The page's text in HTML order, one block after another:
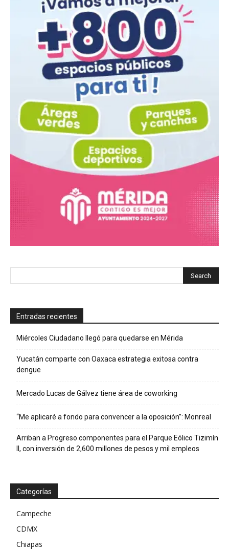
Entradas recientes
Miércoles Ciudadano llegó para quedarse en Mérida
Yucatán comparte con Oaxaca estrategia exitosa contra
dengue
Mercado Lucas de Gálvez tiene área de coworking
“Me aplicaré a fondo para convencer a la oposición”: Monreal
Arriban a Progreso componentes para el Parque Eólico Tizimín
II, con inversión de 2,600 millones de pesos y mil empleos
Categorías
Campeche
CDMX
Chiapas